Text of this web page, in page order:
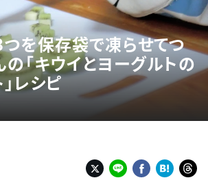
を保存袋で凍らせてつ
の「キウイとヨーグルトの
レシピ